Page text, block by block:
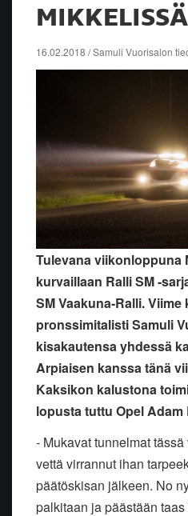
MIKKELISSÄ
16.02.2018 / Samuli Vuorisalon
Tulevana viikonloppuna
kurvaillaan Ralli SM -
SM Vaakuna-Ralli.
pronssimitalisti Samuli
kisakautensa yhdessä
Arpiaisen kanssa tänä
Kaksikon kalustona
lopusta tuttu Opel Adam
- Mukavat tunnelmat
vettä virrannut ihan
päätöskisan jälkeen. No
palkitaan ja päästään